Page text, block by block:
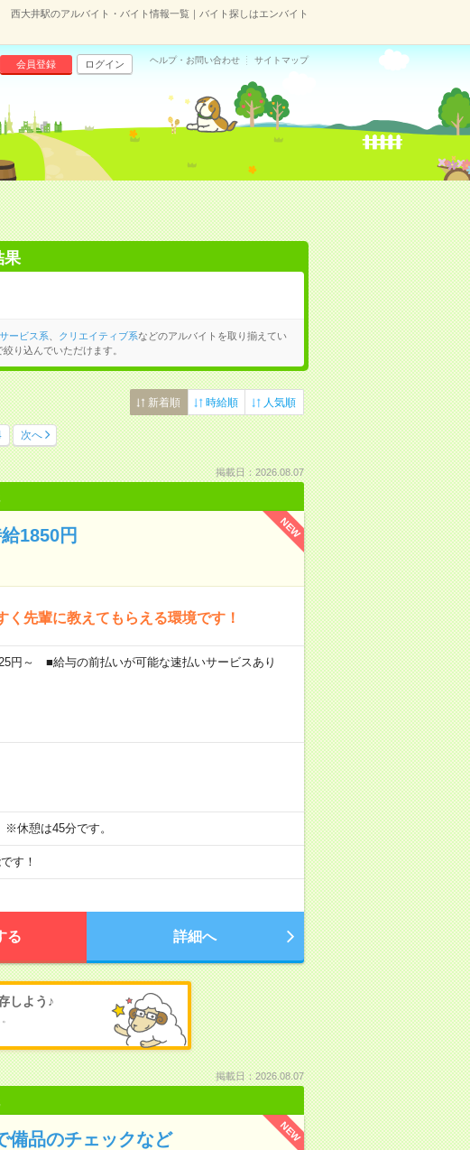
西大井駅のアルバイト・バイト情報一覧｜バイト探しはエンバイト
会員登録 ログイン ヘルプ・お問い合わせ サイトマップ
果
ービス系 クリエイティブ系などのアルバイトを取り揃えてい
り込んでいただけます。
新着順 時給順 人気順
次へ
掲載日：2026.08.07
NEW
1850円
先輩に教えてもらえる環境です！
円～ ■給与の前払いが可能な速払いサービスあり
休憩は45分です。
す！
る 詳細へ
しよう♪
掲載日：2026.08.07
NEW
備品のチェックなど